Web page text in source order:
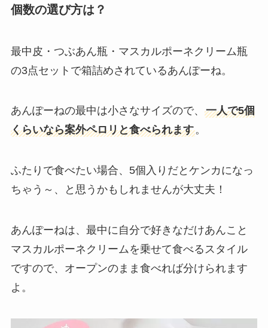
個数の選び方は？
最中皮・つぶあん瓶・マスカルポーネクリーム瓶
の3点セットで箱詰めされているあんぽーね。
あんぽーねの最中は小さなサイズので、 一人で5個
くらいなら案外ペロリと食べられます。
ふたりで食べたい場合、5個入りだとケンカになっ
ちゃう～、と思うかもしれませんが大丈夫！
あんぽーねは、最中に自分で好きなだけあんこと
マスカルポーネクリームを乗せて食べるスタイル
ですので、オープンのまま食べれば分けられます
よ。